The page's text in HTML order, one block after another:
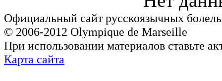
Официальный сайт русскоязычных
© 2006-2012 Olympique de Marseille
При использовании материалов ставьте
Карта сайта